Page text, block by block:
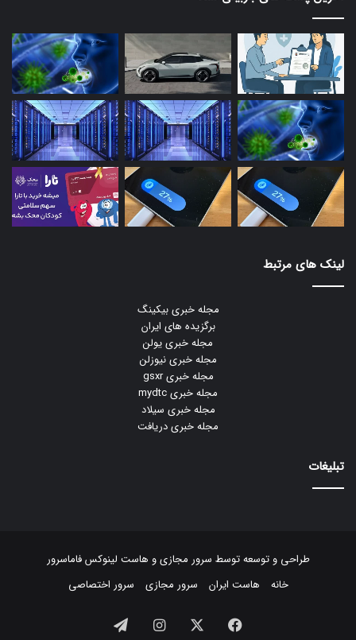
لینک های مرتبط
مجله خبری بیکینگ
برگزیده های ایران
مجله خبری یولن
مجله خبری نیوزلن
مجله خبری gsxr
مجله خبری mydtc
مجله خبری سیلاد
مجله خبری دریافت
تبلیغات
طراحی و توسعه توسط سرور مجازیو هاست لینوکسفاماسرور
خانه
هاست ایران سرور مجازی سرور اختصاصی
فیسبوک ایکس اینستاگرام